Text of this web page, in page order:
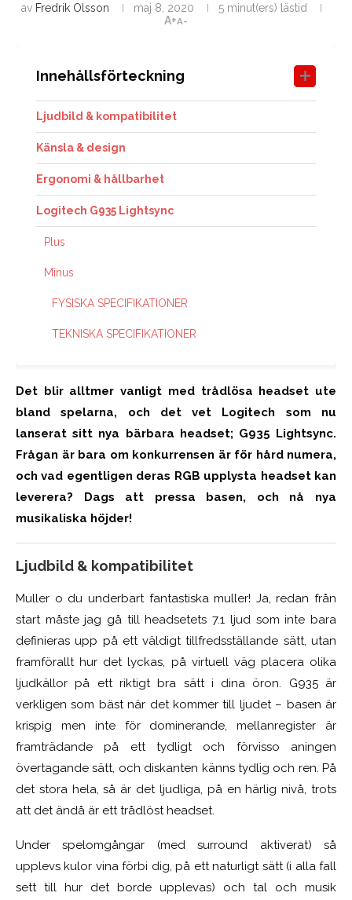
av Fredrik Olsson maj 8, 2020
5 minut(ers) lästid
A+A-
Innehållsförteckning
Ljudbild & kompatibilitet
Känsla & design
Ergonomi & hållbarhet
Logitech G935 Lightsync
Plus
Minus
FYSISKA SPECIFIKATIONER
TEKNISKA SPECIFIKATIONER
Det blir alltmer vanligt med trådlösa headset ute
bland spelarna, och det vet Logitech som nu
lanserat sitt nya bärbara headset; G935 Lightsync.
Frågan är bara om konkurrensen är för hård numera,
och vad egentligen deras RGB upplysta headset kan
leverera? Dags att pressa basen, och nå nya
musikaliska höjder!
Ljudbild & kompatibilitet
Muller o du underbart fantastiska muller! Ja, redan från
start måste jag gå till headsetets 7.1 ljud som inte bara
definieras upp på ett väldigt tillfredsställande sätt, utan
framförallt hur det lyckas, på virtuell väg placera olika
ljudkällor på ett riktigt bra sätt i dina öron. G935 är
verkligen som bäst när det kommer till ljudet – basen är
krispig men inte för dominerande, mellanregister är
framträdande på ett tydligt och förvisso aningen
övertagande sätt, och diskanten känns tydlig och ren. På
det stora hela, så är det ljudliga, på en härlig nivå, trots
att det ändå är ett trådlöst headset.
Under spelomgångar (med surround aktiverat) så
upplevs kulor vina förbi dig, på ett naturligt sätt (i alla fall
sett till hur det borde upplevas) och tal och musik